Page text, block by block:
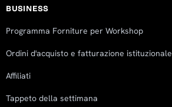
BUSINESS
Programma Forniture per Workshop
Ordini d'acquisto e fatturazione istituzionale
Affiliati
Tappeto della settimana